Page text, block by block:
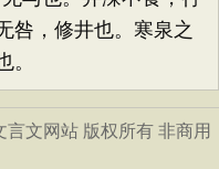
咎，修井也。寒泉之
。
文网站 版权所有 非商用